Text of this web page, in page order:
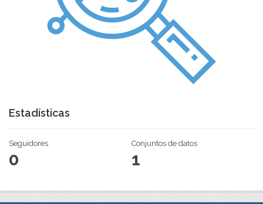
Estadísticas
Seguidores
0
Conjuntos de datos
1